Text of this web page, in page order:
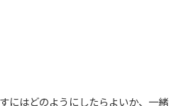
はどのようにしたらよいか、一